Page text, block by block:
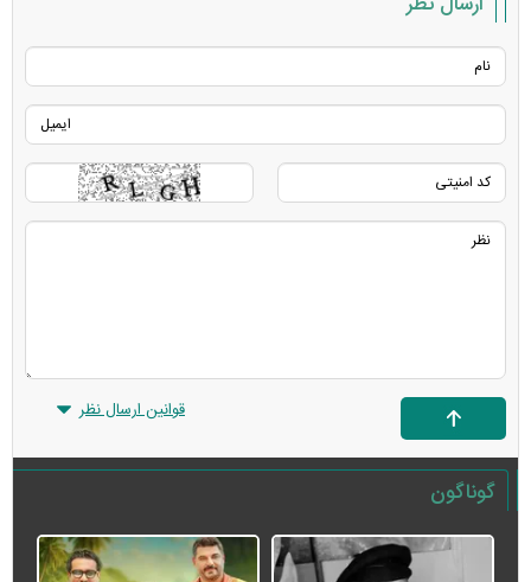
قوانین ارسال نظر
گوناگون